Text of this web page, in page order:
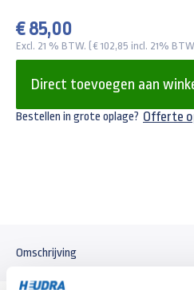
€ 85,00
Excl. 21 % BTW. ( € 102,85 incl. 21% BTW )
Direct toevoegen aan
Bestellen in grote oplage? Offerte
Omschrijving